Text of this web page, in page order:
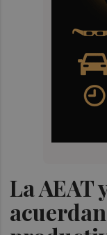
La AEAT